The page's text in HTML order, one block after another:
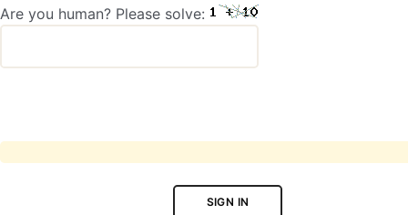
Are you human? Please solve:
SIGN IN